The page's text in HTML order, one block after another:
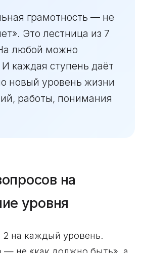
грамотность — не
Это лестница из 7
любой можно
каждая ступень даёт
новый уровень жизни
работы, понимания
на
уровня
2 на каждый уровень.